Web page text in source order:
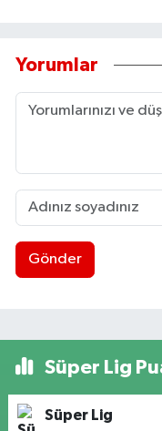
Yorumlar
Gönder
Süper Lig
Süper Lig